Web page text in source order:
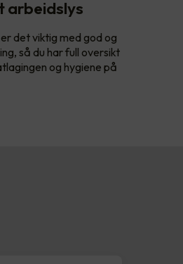
arbeidslys
det viktig med god og
så du har full oversikt
og hygiene på